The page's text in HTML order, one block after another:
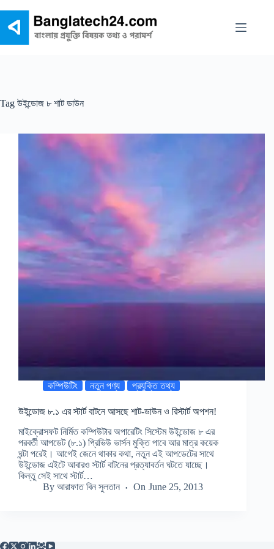
content
Tag উইন্ডোজ ৮ শাট ডাউন
কম্পিউটিং নতুন পণ্য প্রযুক্তি তথ্য
উইন্ডোজ ৮.১ এর স্টার্ট বাটনে আসছে শাট-ডাউন ও রিস্টার্ট অপশন!
মাইক্রোসফট নির্মিত কম্পিউটার অপারেটিং সিস্টেম উইন্ডোজ ৮ এর
পরবর্তী আপডেট (৮.১) প্রিভিউ ভার্সন মুক্তি পাবে আর মাত্র কয়েক
ঘন্টা পরেই। আগেই জেনে থাকার কথা, নতুন এই আপডেটের সাথে
উইন্ডোজ এইটে আবারও স্টার্ট বাটনের প্রত্যাবর্তন ঘটতে যাচ্ছে।
কিন্তু সেই সাথে স্টার্ট…
By আরাফাত বিন সুলতান On June 25, 2013